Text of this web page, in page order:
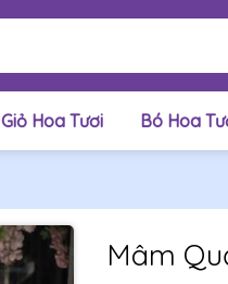
Giỏ Hoa Tươi Bó Hoa
Mâm